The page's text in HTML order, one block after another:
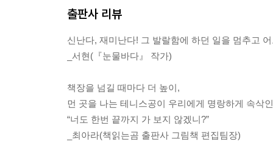
출판사 리뷰
신난다, 재미난다! 그 발랄함에 하던 일을 멈추고
_서현(『눈물바다』 작가)
책장을 넘길 때마다 더 높이,
먼 곳을 나는 테니스공이 우리에게 명랑하게 속삭
“너도 한번 끝까지 가 보지 않겠니?”
_최아라(책읽는곰 출판사 그림책 편집팀장)